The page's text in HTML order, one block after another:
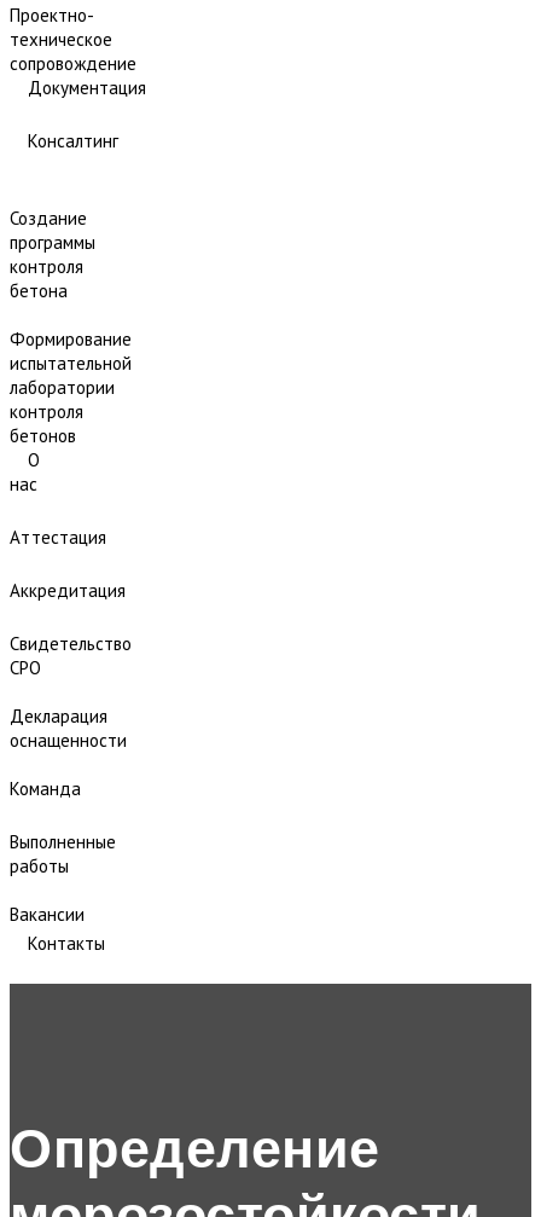
Проектно-
техническое
сопровождение
Документация
Консалтинг
Создание
программы
контроля
бетона
Формирование
испытательной
лаборатории
контроля
бетонов
О
нас
Аттестация
Аккредитация
Свидетельство
СРО
Декларация
оснащенности
Команда
Выполненные
работы
Вакансии
Контакты
Определение